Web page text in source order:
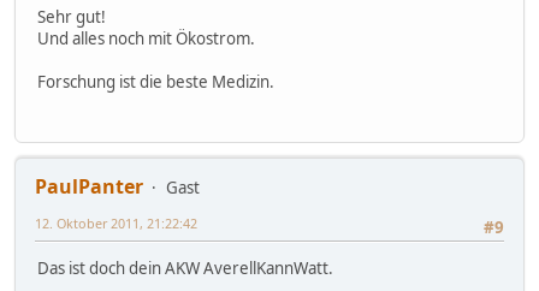
Sehr gut!
Und alles noch mit Ökostrom.
Forschung ist die beste Medizin.
PaulPanter
Gast
#9
12. Oktober 2011, 21:22:42
Das ist doch dein AKW AverellKannWatt.